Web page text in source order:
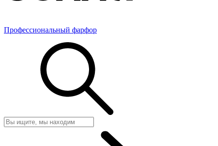
Профессиональный фарфор